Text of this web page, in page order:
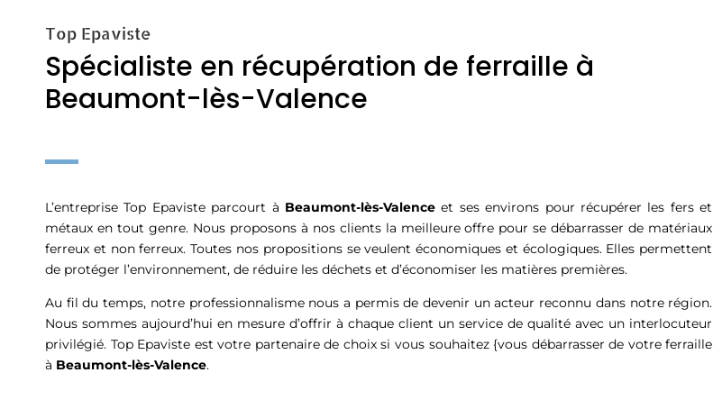
Top Epaviste
Spécialiste en récupération de ferraille à
Beaumont-lès-Valence
L’entreprise Top Epaviste parcourt à Beaumont-lès-Valence et ses environs pour récupérer les fers et
métaux en tout genre. Nous proposons à nos clients la meilleure offre pour se débarrasser de matériaux
ferreux et non ferreux. Toutes nos propositions se veulent économiques et écologiques. Elles permettent
de protéger l’environnement, de réduire les déchets et d’économiser les matières premières.
Au fil du temps, notre professionnalisme nous a permis de devenir un acteur reconnu dans notre région.
Nous sommes aujourd’hui en mesure d’offrir à chaque client un service de qualité avec un interlocuteur
privilégié. Top Epaviste est votre partenaire de choix si vous souhaitez {vous débarrasser de votre ferraille
à Beaumont-lès-Valence.